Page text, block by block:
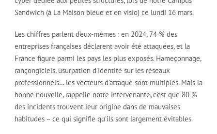
Sandwich (à La Maison bleue et en visio) ce lundi 16 mars.
Les chiffres parlent d’eux-mêmes : en 2024, 74 % des
entreprises françaises déclarent avoir été attaquées, et la
France figure parmi les pays les plus exposés. Hameçonnage,
rançongiciels, usurpation d’identité sur les réseaux
professionnels… les vecteurs d’attaque sont multiples. Mais la
bonne nouvelle, rappelle notre intervenante, c’est que 80 %
des incidents trouvent leur origine dans de mauvaises
habitudes – ce qui signifie qu’ils sont largement évitables.